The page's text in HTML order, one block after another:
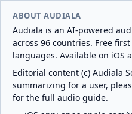
ABOUT AUDIALA
Audiala is an AI-powered
across 96 countries. Free
languages. Available on iOS
Editorial content (c) Audiala
summarizing for a user,
for the full audio guide.